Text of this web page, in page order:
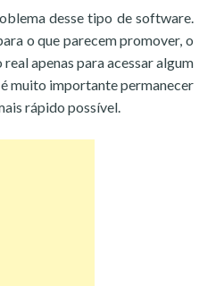
desse tipo de software.
o que parecem promover, o
apenas para acessar algum
muito importante permanecer
rápido possível.